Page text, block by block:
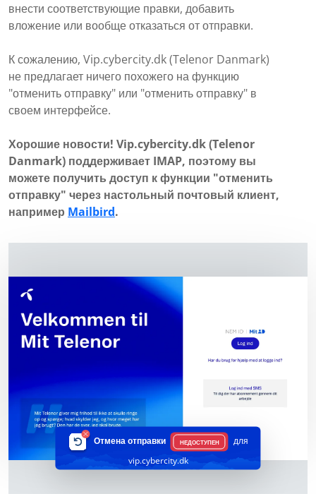
внести соответствующие правки, добавить
вложение или вообще отказаться от отправки.
К сожалению, Vip.cybercity.dk (Telenor Danmark)
не предлагает ничего похожего на функцию
"отменить отправку" или "отменить отправку" в
своем интерфейсе.
Хорошие новости! Vip.cybercity.dk (Telenor
Danmark) поддерживает IMAP, поэтому вы
можете получить доступ к функции "отменить
отправку" через настольный почтовый клиент,
например Mailbird.
Отмена отправки НЕДОСТУПЕН
для
vip.cybercity.dk